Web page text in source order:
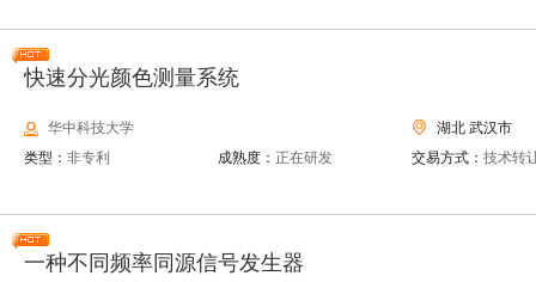
快速分光颜色测量系统
华中科技大学
湖北 武汉市
类型： 非专利 成熟度： 正在研发 交易方式： 技术转
一种不同频率同源信号发生器